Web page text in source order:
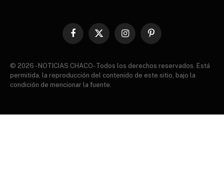
Facebook
X
InstagramPinterest
© 2026 - NOTICIAS CHACO- Todos los derechos reservados. Está
permitida, la reproducción del contenido de este sitio, bajo la
condición de mencionar la fuente.